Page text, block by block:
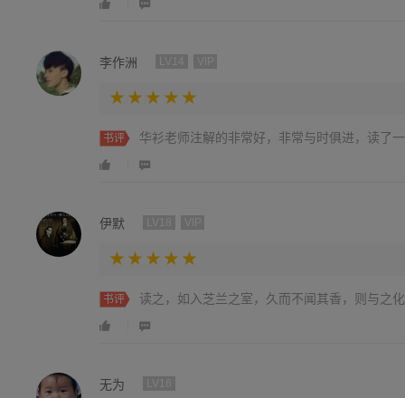
李作洲
书评 华衫老师注解的非常好，非常与时俱进，读了
伊默
书评 读之，如入芝兰之室，久而不闻其香，则与之
无为